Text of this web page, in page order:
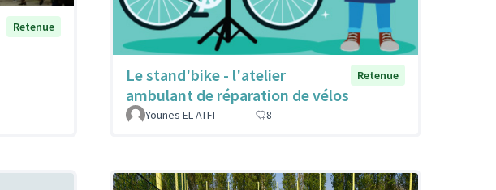
Retenue
Le stand'bike - l'atelier
ambulant de réparation de vélos
Retenue
Younes EL ATFI 8